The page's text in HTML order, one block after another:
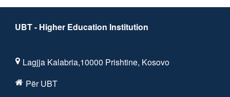
UBT - Higher Education Institution
Lagjja Kalabria,10000 Prishtine, Kosovo
Për UBT